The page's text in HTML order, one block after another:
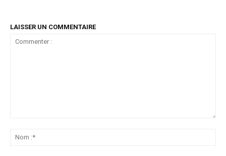
LAISSER UN COMMENTAIRE